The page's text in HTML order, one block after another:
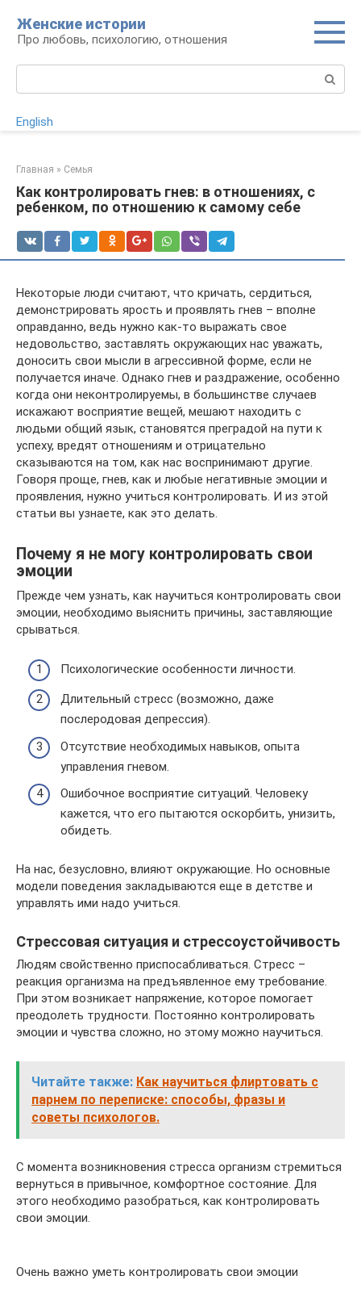
контенту
Женские истории
Про любовь, психологию, отношения
English
Главная » Семья
Как контролировать гнев: в отношениях, с
ребенком, по отношению к самому себе
Некоторые люди считают, что кричать, сердиться,
демонстрировать ярость и проявлять гнев – вполне
оправданно, ведь нужно как-то выражать свое
недовольство, заставлять окружающих нас уважать,
доносить свои мысли в агрессивной форме, если не
получается иначе. Однако гнев и раздражение, особенно
когда они неконтролируемы, в большинстве случаев
искажают восприятие вещей, мешают находить с
людьми общий язык, становятся преградой на пути к
успеху, вредят отношениям и отрицательно
сказываются на том, как нас воспринимают другие.
Говоря проще, гнев, как и любые негативные эмоции и
проявления, нужно учиться контролировать. И из этой
статьи вы узнаете, как это делать.
Почему я не могу контролировать свои
эмоции
Прежде чем узнать, как научиться контролировать свои
эмоции, необходимо выяснить причины, заставляющие
срываться.
Психологические особенности личности.
Длительный стресс (возможно, даже
послеродовая депрессия).
Отсутствие необходимых навыков, опыта
управления гневом.
Ошибочное восприятие ситуаций. Человеку
кажется, что его пытаются оскорбить, унизить,
обидеть.
На нас, безусловно, влияют окружающие. Но основные
модели поведения закладываются еще в детстве и
управлять ими надо учиться.
Стрессовая ситуация и стрессоустойчивость
Людям свойственно приспосабливаться. Стресс –
реакция организма на предъявленное ему требование.
При этом возникает напряжение, которое помогает
преодолеть трудности. Постоянно контролировать
эмоции и чувства сложно, но этому можно научиться.
Читайте также: Как научиться флиртовать с
парнем по переписке: способы, фразы и
советы психологов.
С момента возникновения стресса организм стремиться
вернуться в привычное, комфортное состояние. Для
этого необходимо разобраться, как контролировать
свои эмоции.
Очень важно уметь контролировать свои эмоции